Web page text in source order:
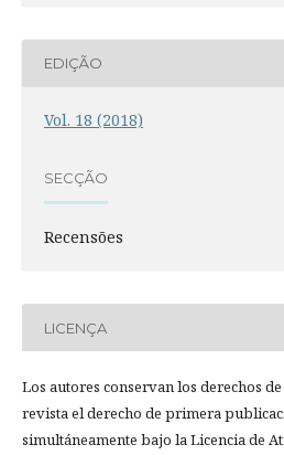
EDIÇÃO
Vol. 18 (2018)
SECÇÃO
Recensões
LICENÇA
Los autores conservan los derechos
revista el derecho de primera
simultáneamente bajo la Licencia de